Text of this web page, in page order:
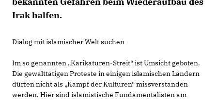
Irak halfen.
Dialog mit islamischer Welt suchen
Im so genannten „Karikaturen-Streit“ ist Umsicht geboten.
Die gewalttätigen Proteste in einigen islamischen Ländern
dürfen nicht als „Kampf der Kulturen“ missverstanden
werden. Hier sind islamistische Fundamentalisten am